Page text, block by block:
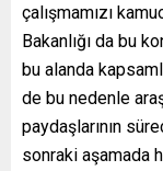
çalışmamızı
Bakanlığı da bu
bu alanda
de bu nedenle
paydaşlarının
sonraki aşamada